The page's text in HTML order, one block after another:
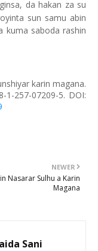
da hakan za su
sun samu abin
kuma saboda rashin
karin magana.
1-257-07209-5. DOI:
NEWER
Nasarar Sulhu a Karin
Magana
Sani